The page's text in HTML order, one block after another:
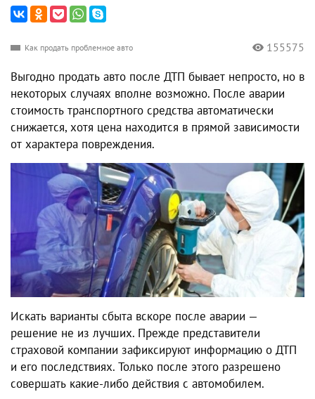
Как продать проблемное авто 155575
Выгодно продать авто после ДТП бывает непросто, но в
некоторых случаях вполне возможно. После аварии
стоимость транспортного средства автоматически
снижается, хотя цена находится в прямой зависимости
от характера повреждения.
Искать варианты сбыта вскоре после аварии —
решение не из лучших. Прежде представители
страховой компании зафиксируют информацию о ДТП
и его последствиях. Только после этого разрешено
совершать какие-либо действия с автомобилем.